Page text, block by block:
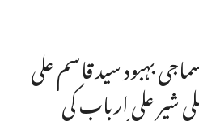
بہبود سید قاسم علی
شیر علی ارباب کی